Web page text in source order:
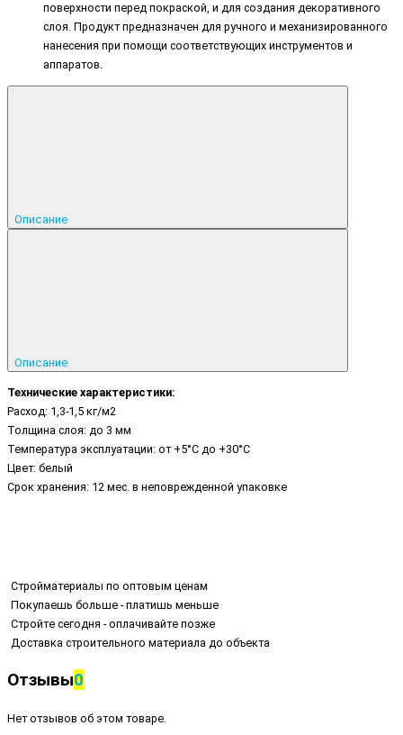
поверхности перед покраской, и для создания декоративного
слоя. Продукт предназначен для ручного и механизированного
нанесения при помощи соответствующих инструментов и
аппаратов.
Описание
Описание
Технические характеристики:
Расход: 1,3-1,5 кг/м2
Толщина слоя: до 3 мм
Температура эксплуатации: от +5°С до +30°С
Цвет: белый
Срок хранения: 12 мес. в неповрежденной упаковке
Стройматериалы по оптовым ценам
Покупаешь больше - платишь меньше
Стройте сегодня - оплачивайте позже
Доставка строительного материала до объекта
Отзывы0
Нет отзывов об этом товаре.